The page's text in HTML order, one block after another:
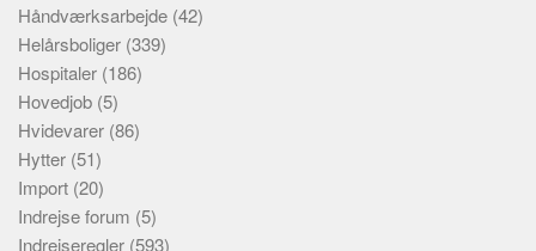
Håndværksarbejde (42)
Helårsboliger (339)
Hospitaler (186)
Hovedjob (5)
Hvidevarer (86)
Hytter (51)
Import (20)
Indrejse forum (5)
Indrejseregler (593)